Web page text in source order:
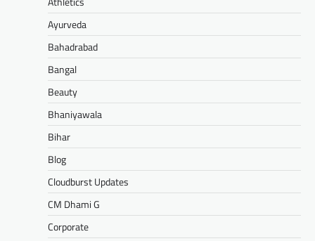
Ayurveda
Bahadrabad
Bangal
Beauty
Bhaniyawala
Bihar
Blog
Cloudburst Updates
CM Dhami G
Corporate